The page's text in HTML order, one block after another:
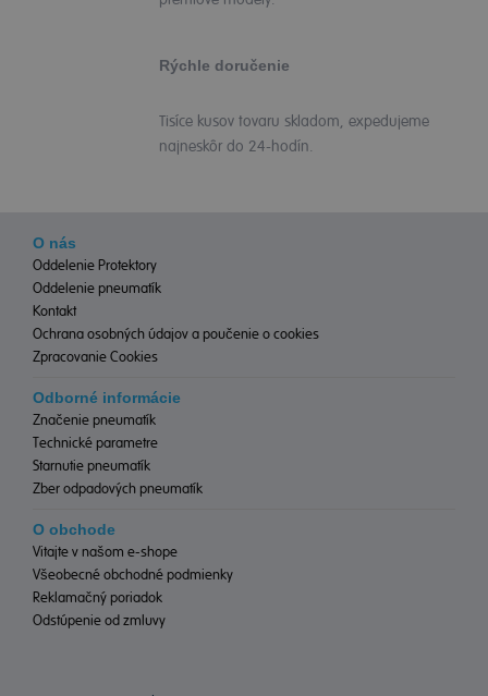
Rýchle doručenie
Tisíce kusov tovaru skladom, expedujeme
najneskôr do 24-hodín.
O nás
Oddelenie Protektory
Oddelenie pneumatík
Kontakt
Ochrana osobných údajov a poučenie o cookies
Zpracovanie Cookies
Odborné informácie
Značenie pneumatík
Technické parametre
Starnutie pneumatík
Zber odpadových pneumatík
O obchode
Vitajte v našom e-shope
Všeobecné obchodné podmienky
Reklamačný poriadok
Odstúpenie od zmluvy